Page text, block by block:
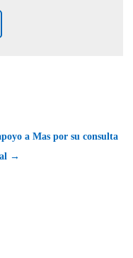
a Mas por su consulta
→